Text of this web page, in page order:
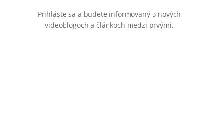
Prihláste sa a budete informovaný o nových
videoblogoch a článkoch medzi prvými.